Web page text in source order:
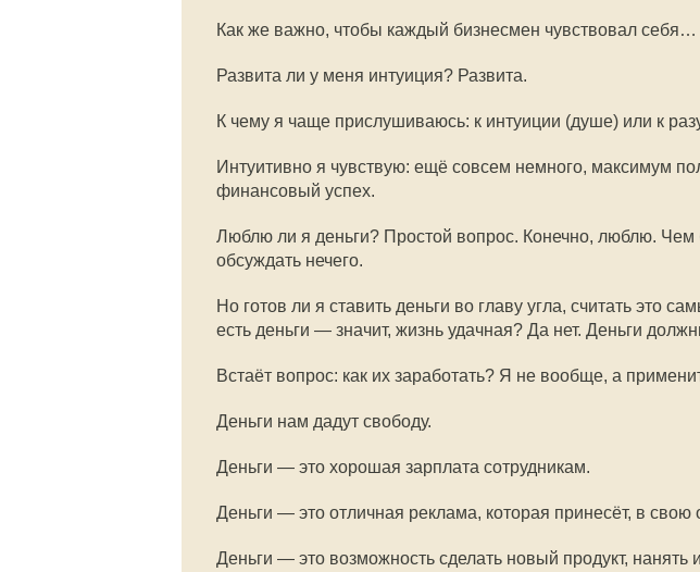
Как же важно, чтобы каждый бизнесмен чувствовал себя…
Развита ли у меня интуиция? Развита.
К чему я чаще прислушиваюсь: к интуиции (душе) или к
Интуитивно я чувствую: ещё совсем немного, максимум
финансовый успех.
Люблю ли я деньги? Простой вопрос. Конечно, люблю. Чем
обсуждать нечего.
Но готов ли я ставить деньги во главу угла, считать это
есть деньги — значит, жизнь удачная? Да нет. Деньги
Встаёт вопрос: как их заработать? Я не вообще, а
Деньги нам дадут свободу.
Деньги — это хорошая зарплата сотрудникам.
Деньги — это отличная реклама, которая принесёт, в
Деньги — это возможность сделать новый продукт,